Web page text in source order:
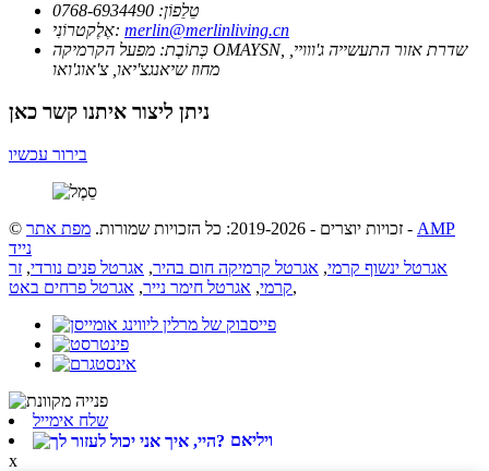
טֵלֵפוֹן: 0768-6934490
אֶלֶקטרוֹנִי: merlin@merlinliving.cn
כְּתוֹבֶת: מפעל הקרמיקה OMAYSN, שדרת אזור התעשייה ג'ווויי,
מחוז שיאנגצ'יאו, צ'אוג'ואו
ניתן ליצור איתנו קשר כאן
בירור עכשיו
© זכויות יוצרים - 2019-2026: כל הזכויות שמורות. מפת אתר - AMP
נייד
אגרטל ינשוף קרמי, אגרטל קרמיקה חום בהיר, אגרטל פנים נורדי, זר
קרמי, אגרטל חימר נייר, אגרטל פרחים באט ,
שלח אימייל
ויליאם
x